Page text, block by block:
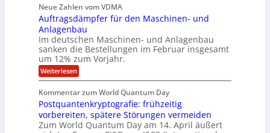
M
i
l
l
i
o
n
n
U
S
r
i
n
g
f
ü
r
E
M
E
A
.
2
p
s
o
l
u
t
s
i
w
i
r
d
C
h
i
e
f
C
u
s
r
t
i
n
g
e
r
ö
f
n
e
t
K
o
Neue Zahlen vom VDMA
Auftragsdämpfer für den Maschinen- und
Anlagenbau
Im deutschen Maschinen- und Anlagenbau
sanken die Bestellungen im Februar insgesamt
um 12% zum Vorjahr.
Weiterlesen:
A
f
t
r
a
g
Kommentar zum World Quantum Day
Postquantenkryptografie: frühzeitig
vorbereiten, spätere Störungen vermeiden
Zum World Quantum Day am 14. April äußert